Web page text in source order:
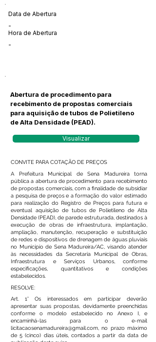
Data de Abertura
-
Hora de Abertura
-
Abertura de procedimento para
recebimento de propostas comerciais
para aquisição de tubos de Polietileno
de Alta Densidade (PEAD).
Visualizar
CONVITE PARA COTAÇÃO DE PREÇOS
A Prefeitura Municipal de Sena Madureira torna
pública a abertura de procedimento para recebimento
de propostas comerciais, com a finalidade de subsidiar
a pesquisa de preços e a formação do valor estimado
para realização do Registro de Preços para futura e
eventual aquisição de tubos de Polietileno de Alta
Densidade (PEAD), de parede estruturada, destinados à
execução de obras de infraestrutura, implantação,
ampliação, manutenção, recuperação e substituição
de redes e dispositivos de drenagem de águas pluviais
no Município de Sena Madureira/AC, visando atender
às necessidades da Secretaria Municipal de Obras,
Infraestrutura e Serviços Urbanos, conforme
especificações, quantitativos e condições
estabelecidos.
RESOLVE:
Art. 1° Os interessados em participar deverão
apresentar suas propostas, devidamente preenchidas
conforme o modelo estabelecido no Anexo I, e
encaminhá-las para o e-mail
licitacaosenamadureira@gmail.com, no prazo máximo
de 5 (cinco) dias úteis, contados a partir da data de